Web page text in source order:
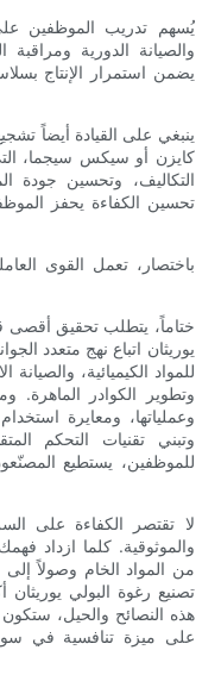
يُسهم تدريب الموظفين
والصيانة الدورية
يضمن استمرار الإنتاج
ينبغي على القيادة أيضاً
كايزن أو سيكس سيجما،
التكاليف، وتحسين جودة
تحسين الكفاءة يحفز
باختصار، تعمل القوى
ختاماً، يتطلب تحقيق أقصى
يوريثان اتباع نهج متعدد
للمواد الكيميائية،
وتطوير الكوادر الماهرة.
وعملياتها، ومعايرة
وتبني تقنيات التحكم
للموظفين، يستطيع
لا تقتصر الكفاءة على
والموثوقية. كلما ازداد
من المواد الخام وصولاً
تصنيع رغوة البولي
هذه النصائح والحيل، ستكون
على ميزة تنافسية في سوق